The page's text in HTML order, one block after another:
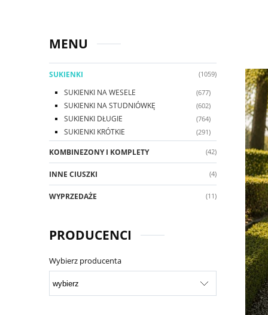
MENU
SUKIENKI (1059)
SUKIENKI NA WESELE (677)
SUKIENKI NA STUDNIÓWKĘ (602)
SUKIENKI DŁUGIE (764)
SUKIENKI KRÓTKIE (291)
KOMBINEZONY I KOMPLETY (42)
INNE CIUSZKI (4)
WYPRZEDAŻE (11)
PRODUCENCI
Wybierz producenta